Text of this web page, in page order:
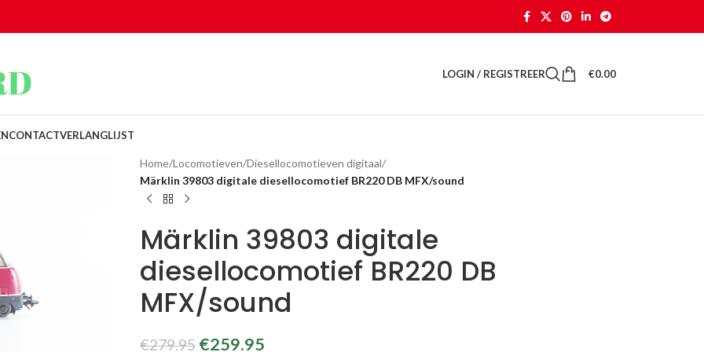
LOGIN / REGISTREER €0.00
CONTACTVERLANGLIJST
Home/Locomotieven/Diesellocomotieven digitaal/
Märklin 39803 digitale diesellocomotief BR220 DB MFX/sound
Märklin 39803 digitale
diesellocomotief BR220 DB
MFX/sound
€279.95 €259.95